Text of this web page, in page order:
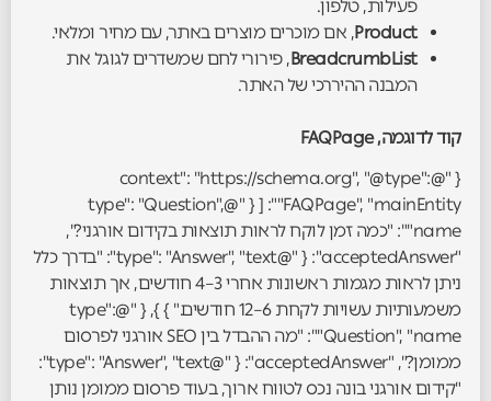
פעילות, טלפון.
Product, אם מוכרים מוצרים באתר, עם מחיר ומלאי.
BreadcrumbList , פירורי לחם שמשדרים לגוגל את
המבנה ההיררכי של האתר.
קוד לדוגמה, FAQPage
{ "@context": "https://schema.org", "@type":
"FAQPage", "mainEntity": [ { "@type": "Question",
"name": "כמה זמן לוקח לראות תוצאות בקידום אורגני?",
"acceptedAnswer": { "@type": "Answer", "text": "בדרך כלל
ניתן לראות מגמות ראשונות אחרי 3–4 חודשים, אך תוצאות
משמעותיות עשויות לקחת 6–12 חודשים." } }, { "@type":
"Question", "name": "מה ההבדל בין SEO אורגני לפרסום
ממומן?", "acceptedAnswer": { "@type": "Answer", "text":
"קידום אורגני בונה נכס לטווח ארוך, בעוד פרסום ממומן נותן